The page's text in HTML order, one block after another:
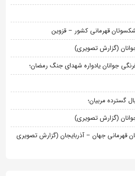
قهرمانی کشور – قزوین
(گزارش تصویری)
جوانان یادواره شهدای جنگ رمضان؛
گسترده مربیان؛
(گزارش تصویری)
قهرمانی جهان – آذربایجان (گزارش تصویری